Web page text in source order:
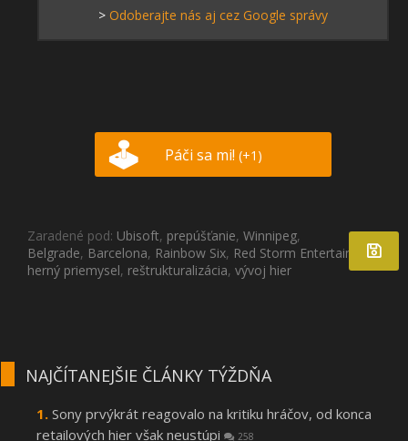
> Odoberajte nás aj cez Google správy
Páči sa mi! (+1)
Zaradené pod: Ubisoft, prepúšťanie, Winnipeg,
Belgrade, Barcelona, Rainbow Six, Red Storm Entertainment
herný priemysel, reštrukturalizácia, vývoj hier
NAJČÍTANEJŠIE ČLÁNKY TÝŽDŇA
Sony prvýkrát reagovalo na kritiku hráčov, od konca
retailových hier však neustúpi
258